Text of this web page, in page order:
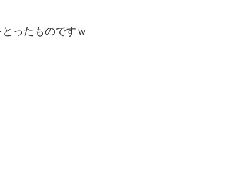
ったものですｗ